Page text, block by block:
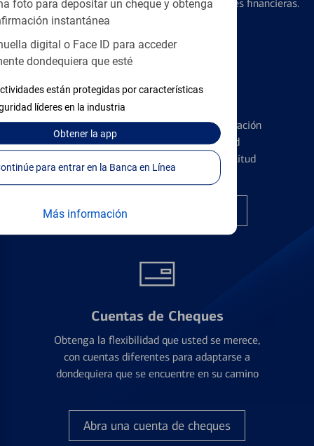
foto para depositar un cheque y obtenga
instantánea
digital o Face ID para acceder
dondequiera que esté
están protegidas por características
líderes en la industria
Obtenerla app
Continúe para entrar en la Banca en Línea
Más información
diseñados para ayudar con todas sus necesidades financieras.
Tarjetas de Crédito
Conozca los pormenores de la administración
de tarjetas de crédito y la identidad
financiera antes de presentar una solicitud
Encuentre la tarjeta correcta
Cuentas de Cheques
Obtenga la flexibilidad que usted se merece,
con cuentas diferentes para adaptarse a
dondequiera que se encuentre en su camino
Abra una cuenta de cheques